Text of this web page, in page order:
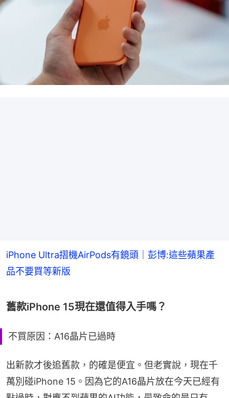
iPhone Ultra摺機AirPods有鏡頭｜彭博:這些蘋果產
品不要買等新版
舊款iPhone 15現在還值得入手嗎？
不買原因：A16晶片已過時
出新款才後追舊款，的確是便宜。但老實說，現在千
萬別碰iPhone 15。因為它的A16晶片放在今天已經有